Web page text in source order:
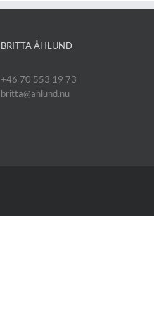
BRITTA ÅHLUND
+46 70 553 19 73
britta@ahlund.nu